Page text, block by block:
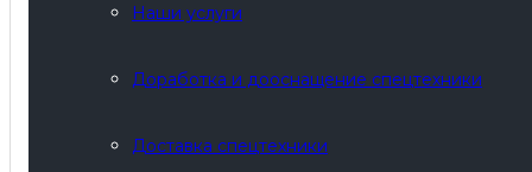
Наши услуги
Доработка и дооснащение спецтехники
Доставка спецтехники